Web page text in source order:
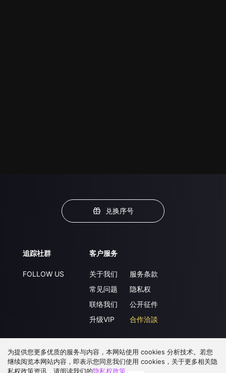
兑换序号
追踪社群
FOLLOW US
客户服务
关于我们
常见问题
联络我们
升级VIP
服务条款
隐私权
公开征件
合作洽談
下载 APP
为提供您更多优质的服务与内容，本网站使用 cookies 分析技术。若您
继续阅览本网站内容，即表示您同意我们使用 cookies，关于更多相关隐
私权政策资讯，请阅读我们的隐私权政策。